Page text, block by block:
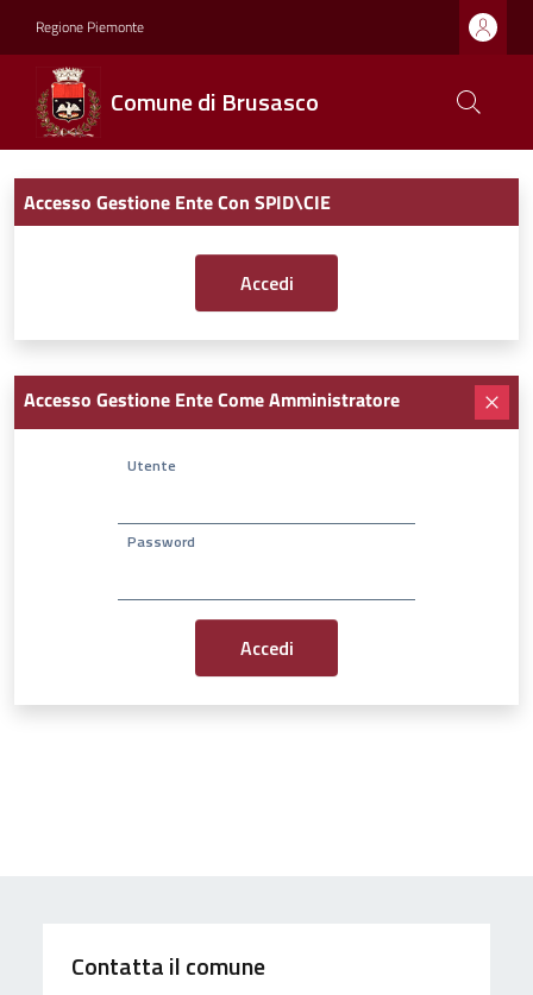
Regione Piemonte
Comune di Brusasco
Accesso Gestione Ente Con SPID\CIE
Accesso Gestione Ente Come Amministratore
Utente
Password
Contatta il comune